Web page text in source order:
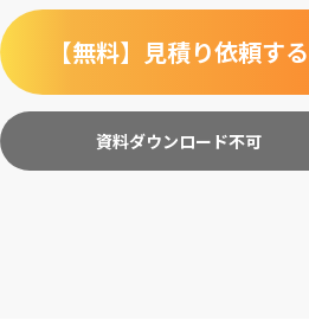
【無料】見積り依頼する
資料ダウンロード不可